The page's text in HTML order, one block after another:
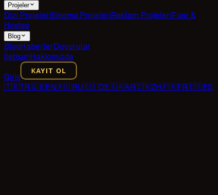
Projeler
Dizi ProjeleriSinema ProjeleriReklam ProjeleriFuar &
Hostes
Blog
BlogHaberlerDuyurular
İletişimHakkımızda
Giriş
KAYIT OL
🇹🇷TR🇬🇧EN🇷🇺RU🇩🇪DE🇸🇦AR🇨🇳ZH🇫🇷FR🇪🇸ES